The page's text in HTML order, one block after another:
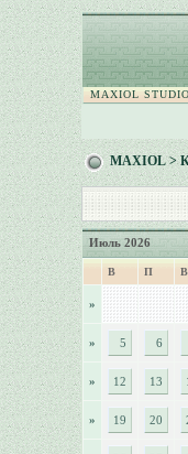
MAXIOL STUDIO
MAXIOL>
Июль 2026
В П В
»
» 5 6
» 12 13
» 19 20